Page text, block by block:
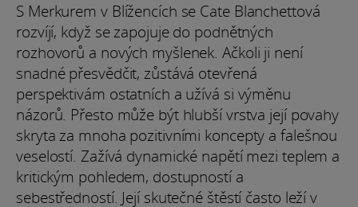
S Merkurem v Blížencích se Cate Blanchettová
rozvíjí, když se zapojuje do podnětných
rozhovorů a nových myšlenek. Ačkoli ji není
snadné přesvědčit, zůstává otevřená
perspektivám ostatních a užívá si výměnu
názorů. Přesto může být hlubší vrstva její povahy
skryta za mnoha pozitivními koncepty a falešnou
veselostí. Zažívá dynamické napětí mezi teplem a
kritickým pohledem, dostupností a
sebestředností. Její skutečné štěstí často leží v